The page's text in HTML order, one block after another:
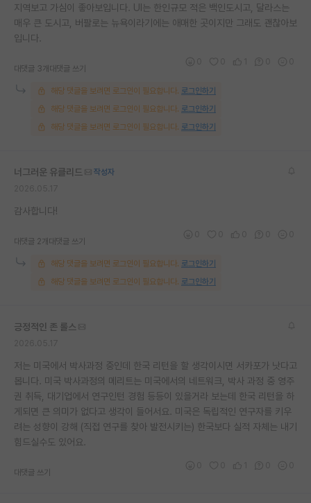
지역보고 가심이 좋아보입니다. UI는 한인규모 적은 백인도시고, 달라스는
매우 큰 도시고, 버팔로는 뉴욕이라기에는 애매한 곳이지만 그래도 괜찮아보
입니다.
대댓글 3개 대댓글 쓰기
해당 댓글을 보려면 로그인이 필요합니다. 로그인하기
해당 댓글을 보려면 로그인이 필요합니다. 로그인하기
해당 댓글을 보려면 로그인이 필요합니다. 로그인하기
너그러운 유클리드
작성자
감사합니다!
대댓글 2개 대댓글 쓰기
해당 댓글을 보려면 로그인이 필요합니다. 로그인하기
해당 댓글을 보려면 로그인이 필요합니다. 로그인하기
긍정적인 존 롤스
저는 미국에서 박사과정 중인데 한국 리턴을 할 생각이시면 서카포가 낫다고
봅니다. 미국 박사과정의 메리트는 미국에서의 네트워크, 박사 과정 중 영주
권 취득, 대기업에서 연구인턴 경험 등등이 있을거라 보는데 한국 리턴을 하
게되면 큰 의미가 없다고 생각이 들어서요. 미국은 독립적인 연구자를 키우
려는 성향이 강해 (직접 연구를 찾아 발전시키는) 한국보다 실적 자체는 내기
힘드실수도 있어요.
대댓글 쓰기